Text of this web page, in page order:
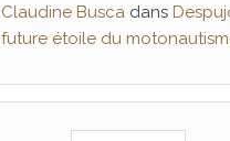
Claudine Buscadans
future étoile du